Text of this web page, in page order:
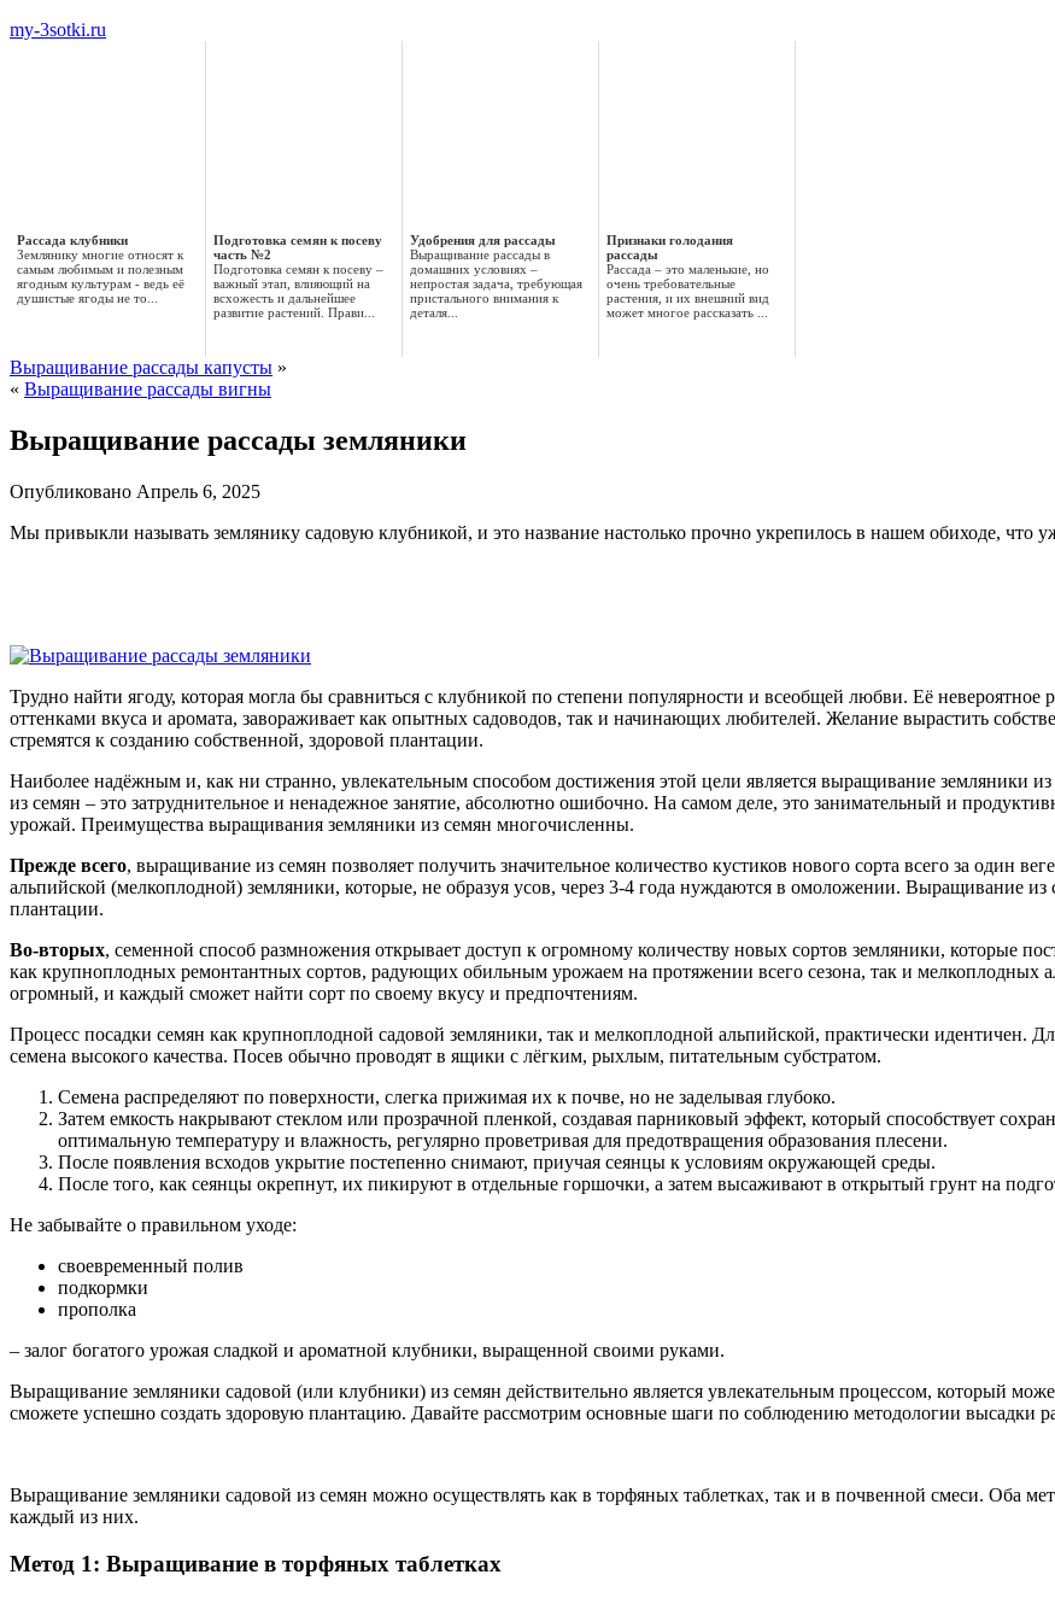
my-3sotki.ru
Рассада клубники
Землянику многие относят к
самым любимым и полезным
ягодным культурам - ведь её
душистые ягоды не то...
Подготовка семян к посеву
часть №2
Подготовка семян к посеву –
важный этап, влияющий на
всхожесть и дальнейшее
развитие растений. Прави...
Удобрения для рассады
Выращивание рассады в
домашних условиях –
непростая задача, требующая
пристального внимания к
деталя...
Признаки голодания
рассады
Рассада – это маленькие, но
очень требовательные
растения, и их внешний вид
может многое рассказать ...
Выращивание рассады капусты »
« Выращивание рассады вигны
Выращивание рассады земляники
Опубликовано Апрель 6, 2025
Мы привыкли называть землянику садовую клубникой, и это название настолько прочно укрепилось в нашем обиходе, что
Трудно найти ягоду, которая могла бы сравниться с клубникой по степени популярности и всеобщей любви. Её
оттенками вкуса и аромата, завораживает как опытных садоводов, так и начинающих любителей. Желание вырастить
стремятся к созданию собственной, здоровой плантации.
Наиболее надёжным и, как ни странно, увлекательным способом достижения этой цели является выращивание земляники
из семян – это затруднительное и ненадежное занятие, абсолютно ошибочно. На самом деле, это занимательный и
урожай. Преимущества выращивания земляники из семян многочисленны.
Прежде всего, выращивание из семян позволяет получить значительное количество кустиков нового сорта всего за один
альпийской (мелкоплодной) земляники, которые, не образуя усов, через 3-4 года нуждаются в омоложении. Выращивание
плантации.
Во-вторых, семенной способ размножения открывает доступ к огромному количеству новых сортов земляники, которые
как крупноплодных ремонтантных сортов, радующих обильным урожаем на протяжении всего сезона, так и
огромный, и каждый сможет найти сорт по своему вкусу и предпочтениям.
Процесс посадки семян как крупноплодной садовой земляники, так и мелкоплодной альпийской, практически идентичен.
семена высокого качества. Посев обычно проводят в ящики с лёгким, рыхлым, питательным субстратом.
Семена распределяют по поверхности, слегка прижимая их к почве, но не заделывая глубоко.
Затем емкость накрывают стеклом или прозрачной пленкой, создавая парниковый эффект, который способствует
оптимальную температуру и влажность, регулярно проветривая для предотвращения образования плесени.
После появления всходов укрытие постепенно снимают, приучая сеянцы к условиям окружающей среды.
После того, как сеянцы окрепнут, их пикируют в отдельные горшочки, а затем высаживают в открытый грунт на
Не забывайте о правильном уходе:
своевременный полив
подкормки
прополка
– залог богатого урожая сладкой и ароматной клубники, выращенной своими руками.
Выращивание земляники садовой (или клубники) из семян действительно является увлекательным процессом, который
сможете успешно создать здоровую плантацию. Давайте рассмотрим основные шаги по соблюдению методологии высадки
Выращивание земляники садовой из семян можно осуществлять как в торфяных таблетках, так и в почвенной смеси. Оба
каждый из них.
Метод 1: Выращивание в торфяных таблетках